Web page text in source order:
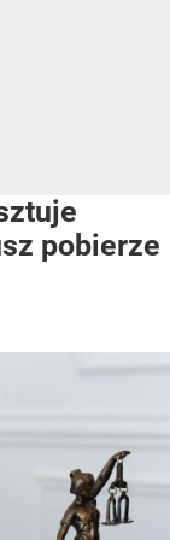
pobierze